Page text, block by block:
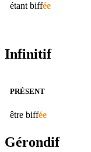
étant biffée
Infinitif
PRÉSENT
être biffée
Gérondif